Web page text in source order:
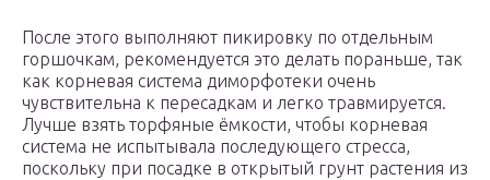
После этого выполняют пикировку по отдельным
горшочкам, рекомендуется это делать пораньше, так
как корневая система диморфотеки очень
чувствительна к пересадкам и легко травмируется.
Лучше взять торфяные ёмкости, чтобы корневая
система не испытывала последующего стресса,
поскольку при посадке в открытый грунт растения из